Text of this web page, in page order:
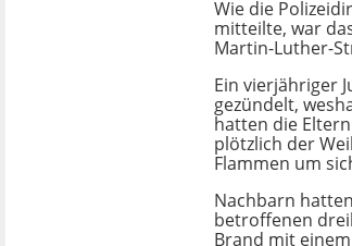
Wie die
mitteilte, war
Martin-Luther-
Ein vierjähriger
gezündelt,
hatten die
plötzlich der
Flammen um
Nachbarn
betroffenen
Brand mit